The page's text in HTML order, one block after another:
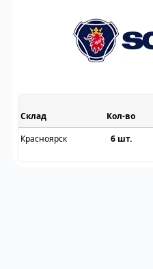
Склад
Красноярск
6 шт.